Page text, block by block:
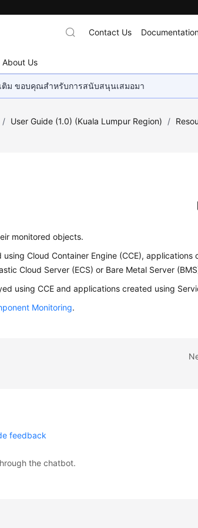
About Us
Contact Us
ติม ขอบคุณสำหรับการสนับสนุนเสมอมา
/ User Guide (1.0) (Kuala Lumpur Region) /
monitored objects.
Cloud Container Engine (CCE), applications
Cloud Server (ECS) or Bare Metal Server
using CCE and applications created using
Monitoring.
feedback
the chatbot.